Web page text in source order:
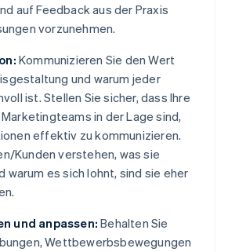
auf Feedback aus der Praxis
vorzunehmen.
Kommunizieren Sie den Wert
und warum jeder
ist. Stellen Sie sicher, dass Ihre
in der Lage sind,
effektiv zu kommunizieren.
Kunden verstehen, was sie
warum es sich lohnt, sind sie eher
und anpassen: Behalten Sie
Wettbewerbsbewegungen